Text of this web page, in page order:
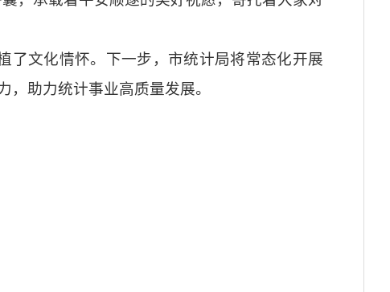
了文化情怀。下一步，市统计局将常态化开展
助力统计事业高质量发展。